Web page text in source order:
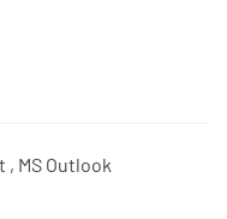
MS Outlook